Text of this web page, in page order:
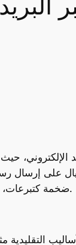
على
ضخمة كتبرعات، بهدف استدراج الضحايا إلى مراسلات إلكترونية تُستخدم لاحقًا لخداعهم ماليًا.